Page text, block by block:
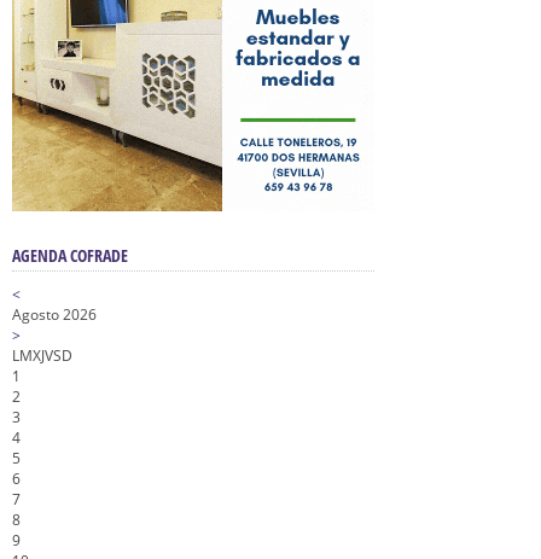
AGENDA COFRADE
<
Agosto 2026
>
LMXJVSD
1
2
3
4
5
6
7
8
9